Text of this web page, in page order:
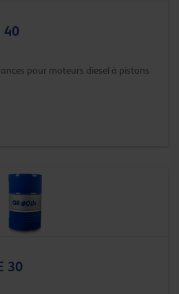
40
pour moteurs diesel à pistons
30